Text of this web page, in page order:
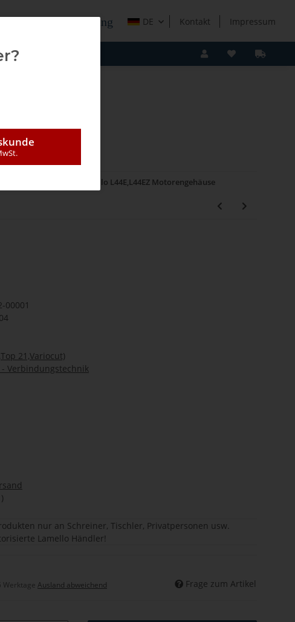
die Holzverarbeitung DE Kontakt Impressum
Lamello L44E,L44EZ Motorengehäuse
00001
21,Variocut)
- Verbindungstechnik
)
nur an Schreiner, Tischler, Privatpersonen usw.
Lamello Händler!
Werktage Ausland abweichend Frage zum Artikel